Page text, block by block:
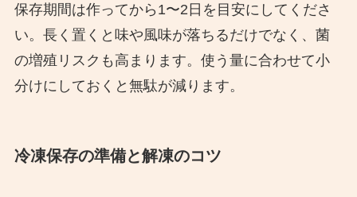
保存期間は作ってから1〜2日を目安にしてくださ
い。長く置くと味や風味が落ちるだけでなく、菌
の増殖リスクも高まります。使う量に合わせて小
分けにしておくと無駄が減ります。
冷凍保存の準備と解凍のコツ